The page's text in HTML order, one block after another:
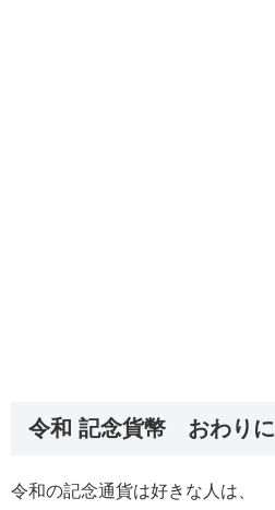
令和 記念貨幣 おわりに
令和の記念通貨は好きな人は、